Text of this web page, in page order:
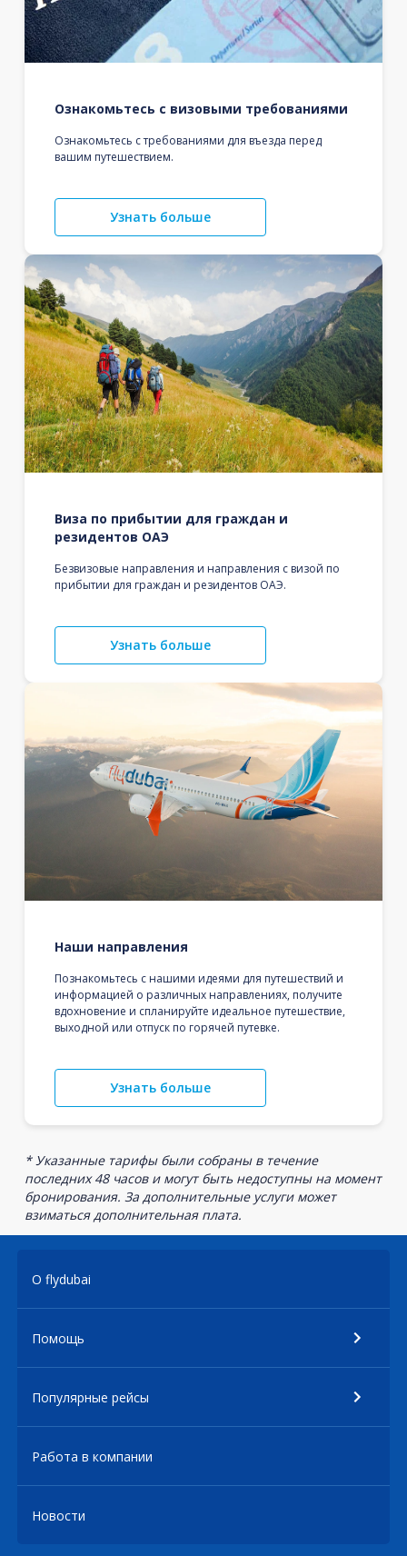
Ознакомьтесь с визовыми требованиями
Ознакомьтесь с требованиями для въезда перед
вашим путешествием.
Узнать больше
Виза по прибытии для граждан и
резидентов ОАЭ
Безвизовые направления и направления с визой по
прибытии для граждан и резидентов ОАЭ.
Узнать больше
Наши направления
Познакомьтесь с нашими идеями для путешествий и
информацией о различных направлениях, получите
вдохновение и спланируйте идеальное путешествие,
выходной или отпуск по горячей путевке.
Узнать больше
* Указанные тарифы были собраны в течение
последних 48 часов и могут быть недоступны на момент
бронирования. За дополнительные услуги может
взиматься дополнительная плата.
О flydubai
Помощь
Популярные рейсы
Работа в компании
Новости